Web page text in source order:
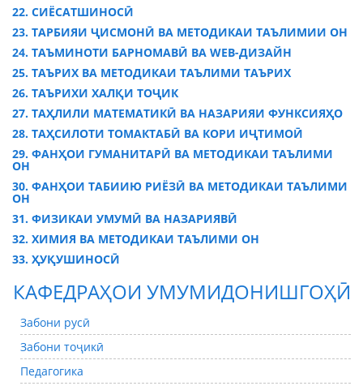
22. СИЁСАТШИНОСӢ
23. ТАРБИЯИ ҶИСМОНӢ ВА МЕТОДИКАИ ТАЪЛИМИИ ОН
24. ТАЪМИНОТИ БАРНОМАВӢ ВА WEB-ДИЗАЙН
25. ТАЪРИХ ВА МЕТОДИКАИ ТАЪЛИМИ ТАЪРИХ
26. ТАЪРИХИ ХАЛҚИ ТОҶИК
27. ТАҲЛИЛИ МАТЕМАТИКӢ ВА НАЗАРИЯИ ФУНКСИЯҲО
28. ТАҲСИЛОТИ ТОМАКТАБӢ ВА КОРИ ИҶТИМОӢ
29. ФАНҲОИ ГУМАНИТАРӢ ВА МЕТОДИКАИ ТАЪЛИМИ
ОН
30. ФАНҲОИ ТАБИИЮ РИЁЗӢ ВА МЕТОДИКАИ ТАЪЛИМИ
ОН
31. ФИЗИКАИ УМУМӢ ВА НАЗАРИЯВӢ
32. ХИМИЯ ВА МЕТОДИКАИ ТАЪЛИМИ ОН
33. ҲУҚУШИНОСӢ
КАФЕДРАҲОИ УМУМИДОНИШГОҲӢ
Забони русӣ
Забони тоҷикӣ
Педагогика